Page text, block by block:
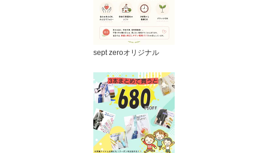
sept zeroオリジナル